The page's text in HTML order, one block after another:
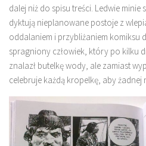
dalej niż do spisu treści. Ledwie minie
dyktują nieplanowane postoje z
oddalaniem i przybliżaniem komiksu
spragniony człowiek, który po kilku
znalazł butelkę wody, ale zamiast
celebruje każdą kropelkę, aby żadnej